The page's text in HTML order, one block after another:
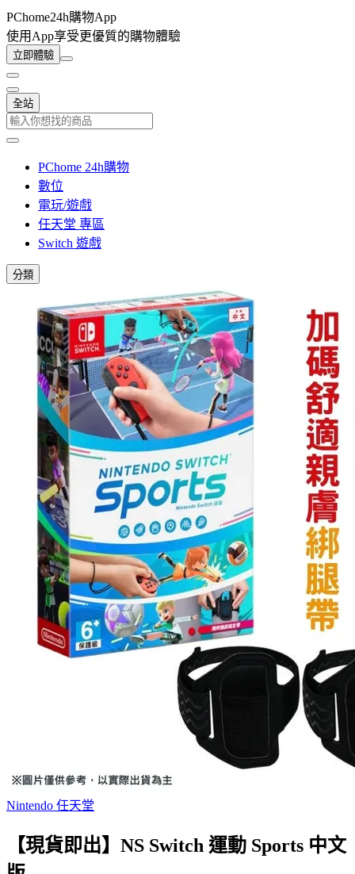
PChome24h購物App
使用App享受更優質的購物體驗
立即體驗
全站
PChome 24h購物
數位
電玩/遊戲
任天堂 專區
Switch 遊戲
分類
Nintendo 任天堂
【現貨即出】NS Switch 運動 Sports 中文